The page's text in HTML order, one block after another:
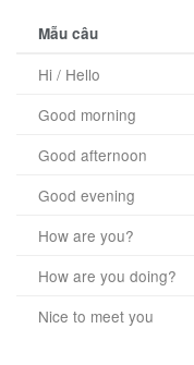
Mẫu câu
Hi / Hello
Good morning
Good afternoon
Good evening
How are you?
How are you doing?
Nice to meet you